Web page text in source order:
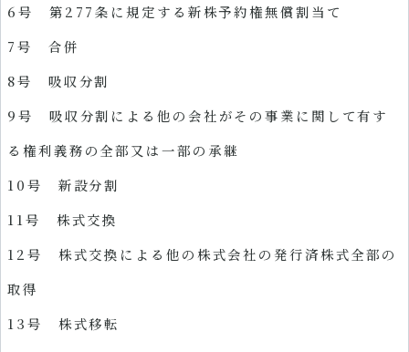
6号 第277条に規定する新株予約権無償割当て
7号 合併
8号 吸収分割
9号 吸収分割による他の会社がその事業に関して有す
る権利義務の全部又は一部の承継
10号 新設分割
11号 株式交換
12号 株式交換による他の株式会社の発行済株式全部の
取得
13号 株式移転